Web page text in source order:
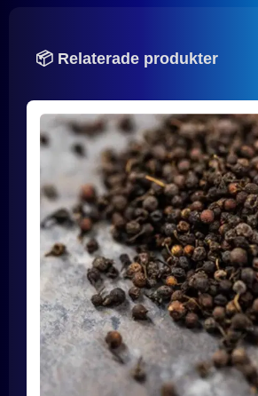
📦 Relaterade produkter